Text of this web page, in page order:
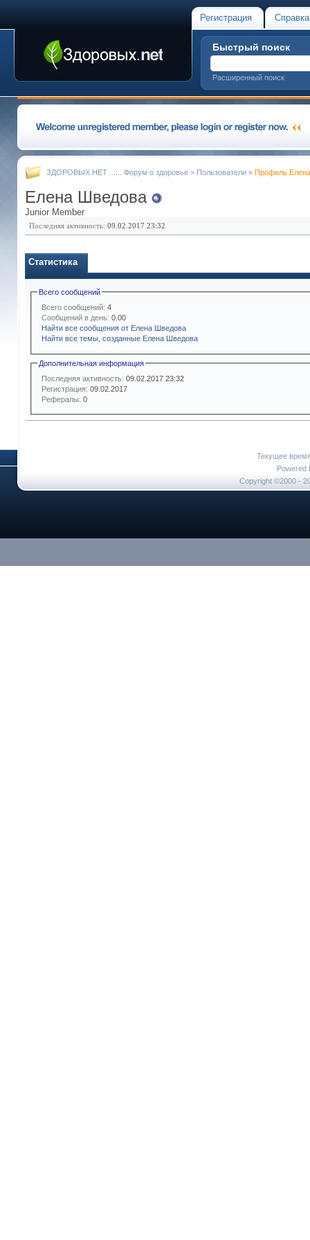
Регистрация Справка
Быстрый поиск
Расширенный поиск
ЗДОРОВЫХ.НЕТ ..::.. Форум о здоровье > Пользователи » Профиль
Елена Шведова
Junior Member
Последняя активность: 09.02.2017 23:32
Статистика
Всего сообщений
Всего сообщений: 4
Сообщений в день: 0.00
Найти все сообщения от Елена Шведова
Найти все темы, созданные Елена Шведова
Дополнительная информация
Последняя активность: 09.02.201723:32
Регистрация: 09.02.2017
Рефералы: 0
Текущее
Powered
Copyright ©2000 -